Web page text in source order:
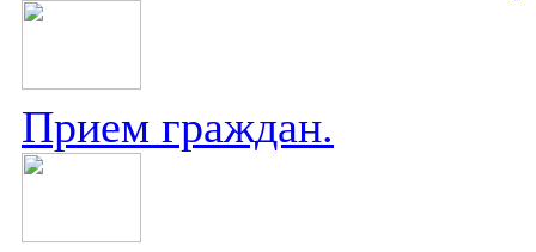
Прием граждан.